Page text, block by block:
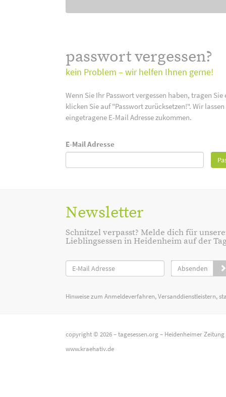
passwort vergessen?
kein Problem – wir helfen Ihnen gerne!
Wenn Sie Ihr Passwort vergessen haben, tragen
klicken Sie auf "Passwort zurücksetzen!". Wir
eingetragene E-Mail Adresse zukommen.
E-Mail Adresse
Newsletter
Schnitzel verpasst? Melde dich für
Lieblingsessen in Heidenheim auf der
Absenden
Hinweise zum Anmeldeverfahren, Versanddienstleistern,
copyright © 2026 –tagesessen.org– Heidenheimer Zeitung
www.kraehativ.de